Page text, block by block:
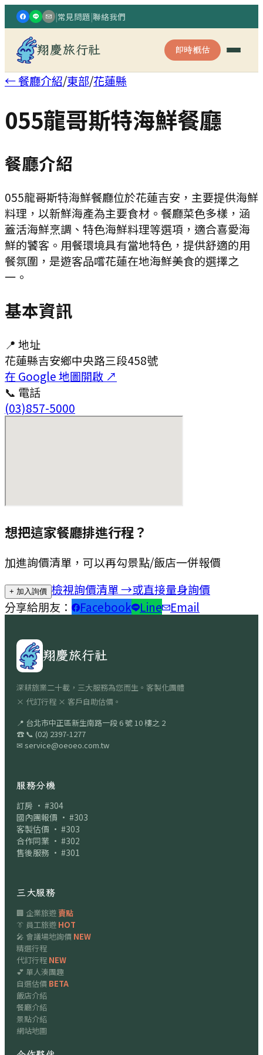
|常見問題|聯絡我們
翔慶旅行社 即時概估
← 餐廳介紹/東部/花蓮縣
055龍哥斯特海鮮餐廳
餐廳介紹
055龍哥斯特海鮮餐廳位於花蓮吉安，主要提供海鮮
料理，以新鮮海產為主要食材。餐廳菜色多樣，涵
蓋活海鮮烹調、特色海鮮料理等選項，適合喜愛海
鮮的饕客。用餐環境具有當地特色，提供舒適的用
餐氛圍，是遊客品嚐花蓮在地海鮮美食的選擇之
一。
基本資訊
📍 地址
花蓮縣吉安鄉中央路三段458號
在 Google 地圖開啟 ↗
📞 電話
(03)857-5000
想把這家餐廳排進行程？
加進詢價清單，可以再勾景點/飯店一併報價
+ 加入詢價 檢視詢價清單 →或直接量身詢價
分享給朋友：
Facebook Line Email
翔慶旅行社
深耕旅業二十載，三大服務為您而生。客製化團體
× 代訂行程 × 客戶自助估價。
📍 台北市中正區新生南路一段 6 號 10 樓之 2
☎ 📞 (02) 2397-1277
✉ service@oeoeo.com.tw
服務分機
訂房 · #304
國內團報價 · #303
客製估價 · #303
合作同業 · #302
售後服務 · #301
三大服務
🏢 企業旅遊賣點
👔 員工旅遊 HOT
🎤 會議場地詢價 NEW
精選行程
代訂行程 NEW
💕 單人湊團趣
自選估價 BETA
飯店介紹
餐廳介紹
景點介紹
網站地圖